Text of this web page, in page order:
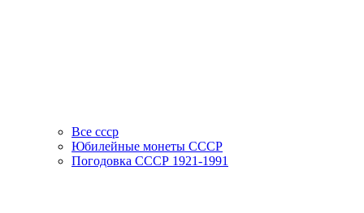
Все ссср
Юбилейные монеты СССР
Погодовка СССР 1921-1991